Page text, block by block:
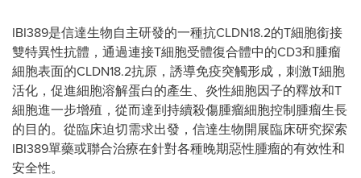
IBI389是信達生物自主研發的一種抗CLDN18.2的T細胞銜接
雙特異性抗體，通過連接T細胞受體復合體中的CD3和腫瘤
細胞表面的CLDN18.2抗原，誘導免疫突觸形成，刺激T細胞
活化，促進細胞溶解蛋白的產生、炎性細胞因子的釋放和T
細胞進一步增殖，從而達到持續殺傷腫瘤細胞控制腫瘤生長
的目的。從臨床迫切需求出發，信達生物開展臨床研究探索
IBI389單藥或聯合治療在針對各種晚期惡性腫瘤的有效性和
安全性。